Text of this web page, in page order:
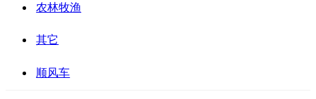
农林牧渔
其它
顺风车